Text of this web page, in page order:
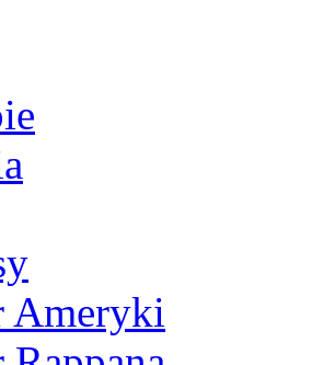
Ameryki